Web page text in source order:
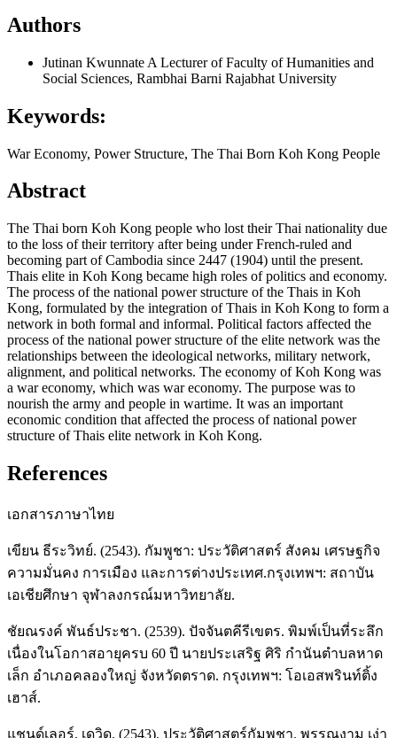
Authors
Jutinan Kwunnate A Lecturer of Faculty of Humanities and
Social Sciences, Rambhai Barni Rajabhat University
Keywords:
War Economy, Power Structure, The Thai Born Koh Kong People
Abstract
The Thai born Koh Kong people who lost their Thai nationality due
to the loss of their territory after being under French-ruled and
becoming part of Cambodia since 2447 (1904) until the present.
Thais elite in Koh Kong became high roles of politics and economy.
The process of the national power structure of the Thais in Koh
Kong, formulated by the integration of Thais in Koh Kong to form a
network in both formal and informal. Political factors affected the
process of the national power structure of the elite network was the
relationships between the ideological networks, military network,
alignment, and political networks. The economy of Koh Kong was
a war economy, which was war economy. The purpose was to
nourish the army and people in wartime. It was an important
economic condition that affected the process of national power
structure of Thais elite network in Koh Kong.
References
เอกสารภาษาไทย
เขียน ธีระวิทย์. (2543). กัมพูชา: ประวัติศาสตร์ สังคม เศรษฐกิจ
ความมั่นคง การเมือง และการต่างประเทศ.กรุงเทพฯ: สถาบัน
เอเชียศึกษา จุฬาลงกรณ์มหาวิทยาลัย.
ชัยณรงค์ พันธ์ประชา. (2539). ปัจจันตคีรีเขตร. พิมพ์เป็นที่ระลึก
เนื่องในโอกาสอายุครบ 60 ปี นายประเสริฐ ศิริ กำนันตำบลหาด
เล็ก อำเภอคลองใหญ่ จังหวัดตราด. กรุงเทพฯ: โอเอสพรินท์ติ้ง
เฮาส์.
แชนด์เลอร์, เดวิด. (2543). ประวัติศาสตร์กัมพูชา. พรรณงาม เง่า